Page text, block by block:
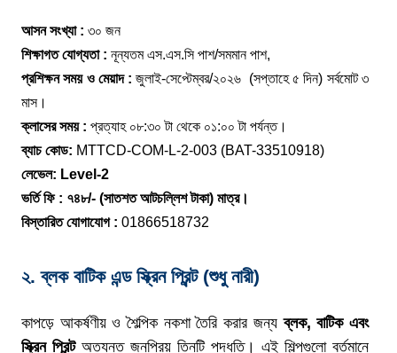
আসন সংখ্যা : ৩০ জন
শিক্ষাগত যোগ্যতা : নূন্যতম এস.এস.সি পাশ/সমমান পাশ,
প্রশিক্ষন সময় ও মেয়াদ : জুলাই-সেপ্টেম্বর/২০২৬ (সপ্তাহে ৫ দিন) সর্বমোট ৩
মাস।
ক্লাসের সময় : প্রত্যাহ ০৮:৩০ টা থেকে ০১:০০ টা পর্যন্ত।
ব্যাচ কোড: MTTCD-COM-L-2-003 (BAT-33510918)
লেভেল: Level-2
ভর্তি ফি : ৭৪৮/- (সাতশত আটচল্লিশ টাকা) মাত্র।
বিস্তারিত যোগাযোগ : 01866518732
২. ব্লক বাটিক এন্ড স্ক্রিন প্রিন্ট (শুধু নারী)
কাপড়ে আকর্ষণীয় ও শৈল্পিক নকশা তৈরি করার জন্যব্লক,বাটিক এবং
স্ক্রিন প্রিন্টঅত্যন্ত জনপ্রিয় তিনটি পদ্ধতি। এই শিল্পগুলো বর্তমানে